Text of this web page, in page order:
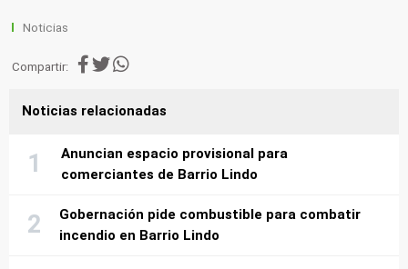
Noticias
Compartir:
Noticias relacionadas
Anuncian espacio provisional para
comerciantes de Barrio Lindo
Gobernación pide combustible para combatir
incendio en Barrio Lindo